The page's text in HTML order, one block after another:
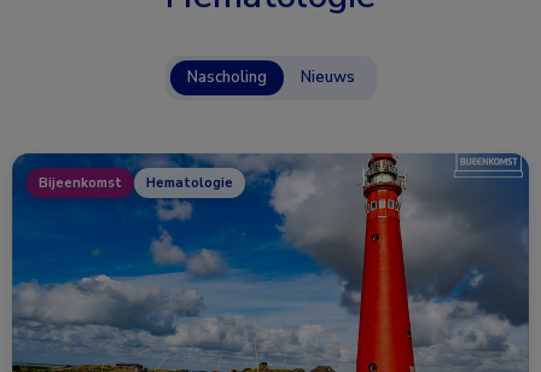
Nascholing Nieuws
Bijeenkomst Hematologie